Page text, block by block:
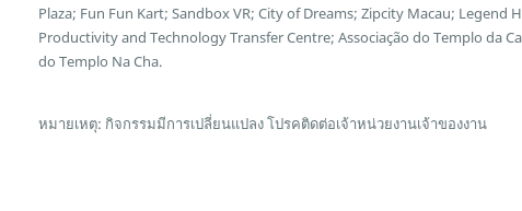
Plaza; Fun Fun Kart; Sandbox VR; City of Dreams; Zipcity Macau; Legend
Productivity and Technology Transfer Centre; Associação do Templo da
do Templo Na Cha.
หมายเหตุ: กิจกรรมมีการเปลี่ยนแปลง โปรคติดต่อเจ้าหน่วยงานเจ้าของงาน